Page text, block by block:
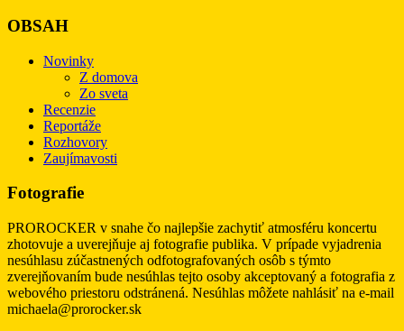
OBSAH
Novinky
Z domova
Zo sveta
Recenzie
Reportáže
Rozhovory
Zaujímavosti
Fotografie
PROROCKER v snahe čo najlepšie zachytiť atmosféru koncertu
zhotovuje a uverejňuje aj fotografie publika. V prípade vyjadrenia
nesúhlasu zúčastnených odfotografovaných osôb s týmto
zverejňovaním bude nesúhlas tejto osoby akceptovaný a fotografia z
webového priestoru odstránená. Nesúhlas môžete nahlásiť na e-mail
michaela@prorocker.sk